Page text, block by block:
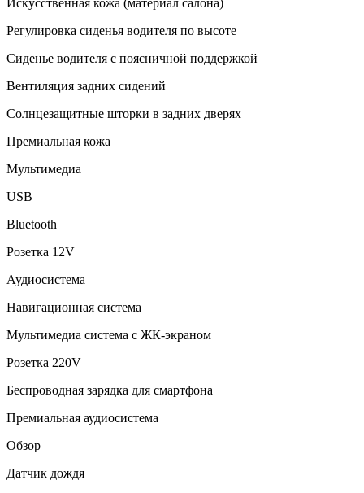
Искусственная кожа (материал салона)
Регулировка сиденья водителя по высоте
Сиденье водителя с поясничной поддержкой
Вентиляция задних сидений
Солнцезащитные шторки в задних дверях
Премиальная кожа
Мультимедиа
USB
Bluetooth
Розетка 12V
Аудиосистема
Навигационная система
Мультимедиа система с ЖК-экраном
Розетка 220V
Беспроводная зарядка для смартфона
Премиальная аудиосистема
Обзор
Датчик дождя